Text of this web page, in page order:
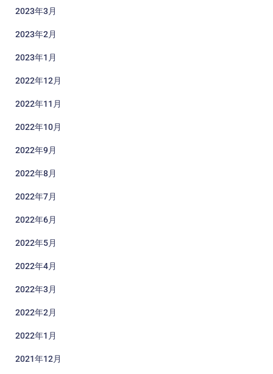
2023年3月
2023年2月
2023年1月
2022年12月
2022年11月
2022年10月
2022年9月
2022年8月
2022年7月
2022年6月
2022年5月
2022年4月
2022年3月
2022年2月
2022年1月
2021年12月